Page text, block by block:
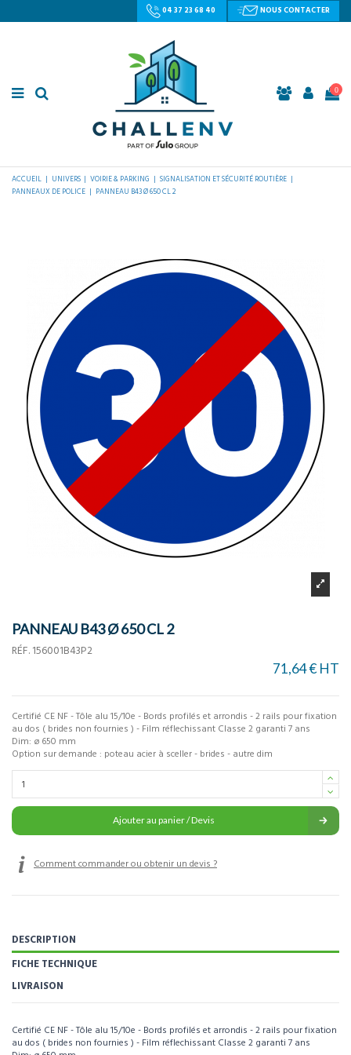
04 37 23 68 40 NOUS CONTACTER
0
ACCUEIL UNIVERS VOIRIE & PARKING
SIGNALISATION ET SÉCURITÉ ROUTIÈRE
PANNEAUX DE POLICE
PANNEAU B43 Ø 650 CL 2
PANNEAU B43 Ø 650 CL 2
RÉF. 156001B43P2
71,64 € HT
Certifié CE NF - Tôle alu 15/10e - Bords profilés et arrondis - 2 rails pour fixation
au dos ( brides non fournies ) - Film réflechissant Classe 2 garanti 7 ans
Dim: ø 650 mm
Option sur demande : poteau acier à sceller - brides - autre dim
Ajouter au panier / Devis
Comment commander ou obtenir un devis ?
DESCRIPTION
FICHE TECHNIQUE
LIVRAISON
Certifié CE NF - Tôle alu 15/10e - Bords profilés et arrondis - 2 rails pour fixation
au dos ( brides non fournies ) - Film réflechissant Classe 2 garanti 7 ans